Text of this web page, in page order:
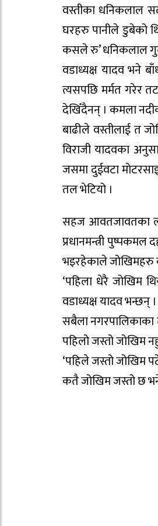
वस्तीका धनिकलाल
घरहरु पानीले डुबेको
कसले रु’ धनिकलाल
वडाध्यक्ष यादव भने
त्यसपछि मर्मत गरेर
देखिँदैनन् । कमला
बाढीले वस्तीलाई त
विराजी यादवका
जसमा दुईवटा
तल भेटियो ।
सहज आवतजावतका
प्रधानमन्त्री पुष्पकमल
भइरहेकाले जोखिमहरु
‘पहिला धेरै जोखिम
वडाध्यक्ष यादव भन्छन् ।
सबैला नगरपालिकाका
पहिलो जस्तो जोखिम
‘पहिले जस्तो जोखिम
कतै जोखिम जस्तो छ भने